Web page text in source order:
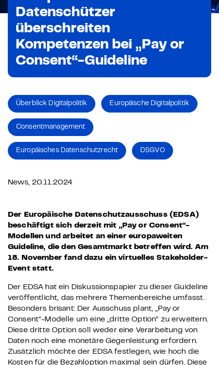
Datenschützer
überschreiten
Kompetenzen bei „Pay or
Consent“-Guideline
Überblick Digitalpolitik Europäische Digitalpolitik
Consent­management
Europäisches Datenschutzrecht DSGVO
News, 20.11.2024
Der Europäische Datenschutzausschuss (EDSA)
beschäftigt sich derzeit mit „Pay or Consent“-
Modellen und arbeitet an einer europaweiten
Guideline, die den Gesamtmarkt betreffen wird. Am
18. November fand dazu ein virtuelles Stakeholder-
Event statt.
Der EDSA hat ein Diskussionspapier zu dieser Guideline
veröffentlicht, das mehrere Themenbereiche umfasst.
Besonders brisant: Der Ausschuss plant, „Pay or
Consent“-Modelle um eine „dritte Option“ zu erweitern.
Diese dritte Option soll weder eine Verarbeitung von
Daten noch eine monetäre Gegenleistung erfordern.
Zusätzlich möchte der EDSA festlegen, wie hoch die
Kosten für die Bezahloption maximal sein dürfen. Diese